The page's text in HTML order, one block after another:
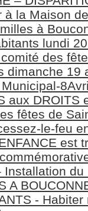
à la Maison
à
lundi
des
dimanche 19
aux DROITS
fêtes de
le-feu
est
Installation
A
- Habiter